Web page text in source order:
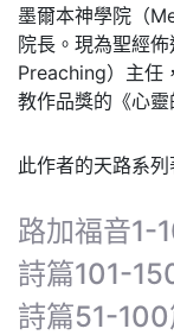
墨爾本神學院（
院長。現為聖經
Preaching）主任
教作品獎的《心
此作者的天路系
路加福音1-
詩篇101-
詩篇51-100